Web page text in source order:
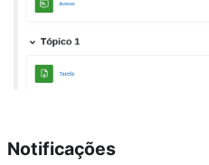
Notificações